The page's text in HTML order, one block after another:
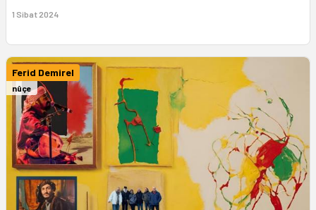
1 Sibat 2024
Ferid Demirel
nûçe